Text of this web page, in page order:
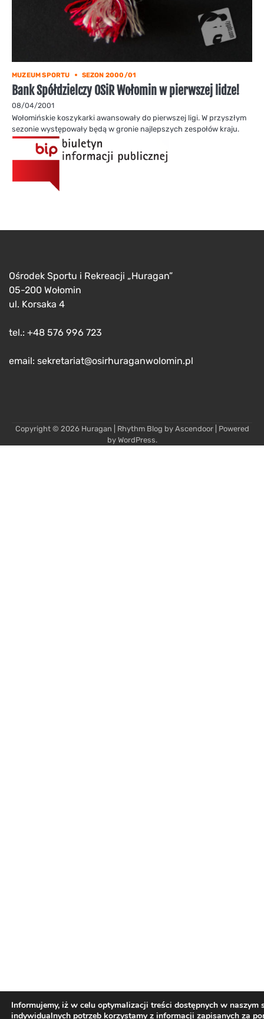
MUZEUM SPORTU SEZON 2000/01
Bank Spółdzielczy OSiR Wołomin w pierwszej lidze!
08/04/2001
Wołomińskie koszykarki awansowały do pierwszej ligi. W przyszłym
sezonie występowały będą w gronie najlepszych zespołów kraju.
Ośrodek Sportu i Rekreacji „Huragan”
05-200 Wołomin
ul. Korsaka 4
tel.: +48 576 996 723
email: sekretariat@osirhuraganwolomin.pl
Copyright © 2026 Huragan | Rhythm Blog by Ascendoor| Powered
by WordPress.
Informujemy, iż w celu optymalizacji treści dostępnych w
indywidualnych potrzeb korzystamy z informacji zapisanych za